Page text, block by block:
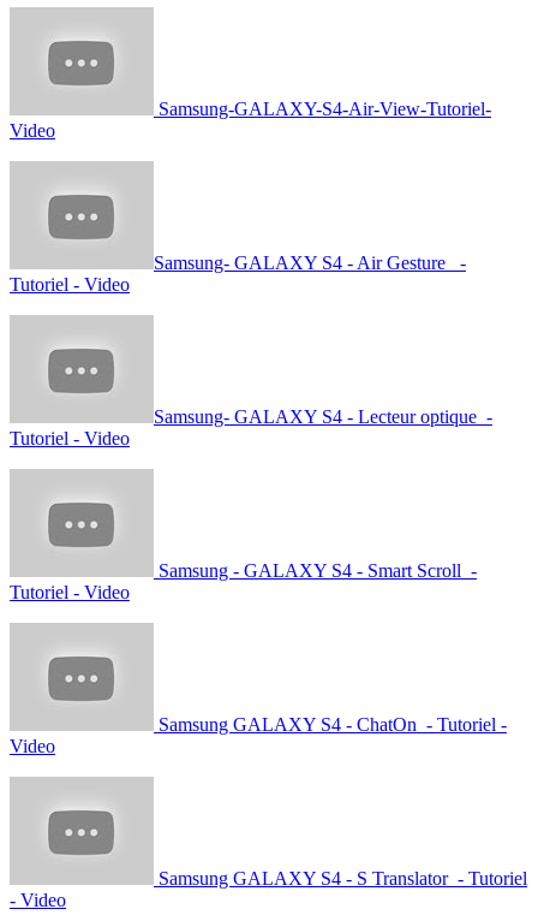
Samsung-GALAXY-S4-Air-View-Tutoriel-
Video
Samsung- GALAXY S4 - Air Gesture -
Tutoriel - Video
Samsung- GALAXY S4 - Lecteur optique -
Tutoriel - Video
Samsung - GALAXY S4 - Smart Scroll -
Tutoriel - Video
Samsung GALAXY S4 - ChatOn - Tutoriel -
Video
Samsung GALAXY S4 - S Translator - Tutoriel
- Video